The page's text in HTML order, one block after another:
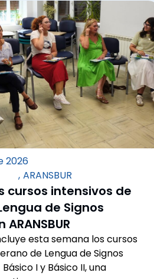
2026
, ARANSBUR
cursos intensivos de
de Signos
esta semana los cursos
de Lengua de Signos
I y Básico II, una